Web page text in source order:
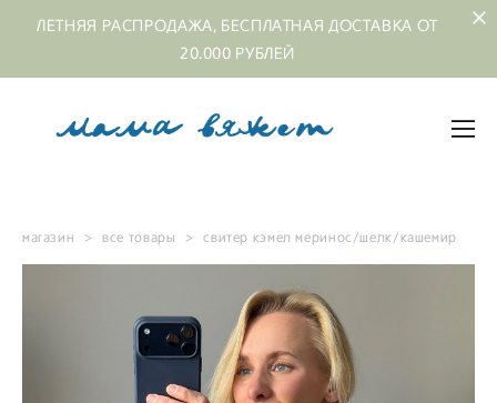
ЛЕТНЯЯ РАСПРОДАЖА, БЕСПЛАТНАЯ ДОСТАВКА ОТ
20.000 РУБЛЕЙ
магазин > все товары > свитер кэмел меринос/шелк/кашемир